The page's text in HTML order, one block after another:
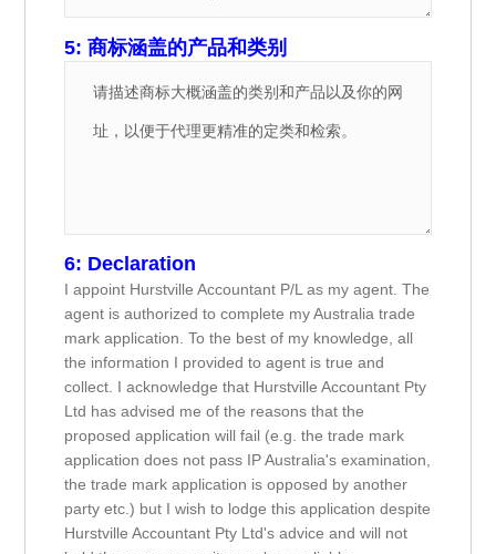
5: 商标涵盖的产品和类别
6: Declaration
I appoint Hurstville Accountant P/L as my agent. The
agent is authorized to complete my Australia trade
mark application. To the best of my knowledge, all
the information I provided to agent is true and
collect. I acknowledge that Hurstville Accountant Pty
Ltd has advised me of the reasons that the
proposed application will fail (e.g. the trade mark
application does not pass IP Australia's examination,
the trade mark application is opposed by another
party etc.) but I wish to lodge this application despite
Hurstville Accountant Pty Ltd's advice and will not